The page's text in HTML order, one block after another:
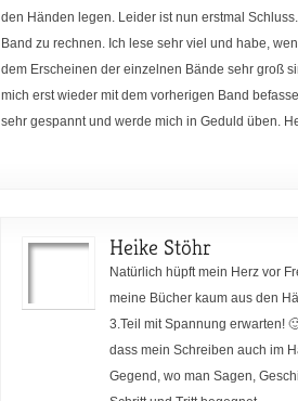
den Händen legen. Leider ist nun erstmal
Band zu rechnen. Ich lese sehr viel und habe,
dem Erscheinen der einzelnen Bände sehr groß
mich erst wieder mit dem vorherigen Band
sehr gespannt und werde mich in Geduld üben.
Heike Stöhr
Natürlich hüpft mein Herz vor
meine Bücher kaum aus den
3.Teil mit Spannung erwarten!
dass mein Schreiben auch im
Gegend, wo man Sagen,